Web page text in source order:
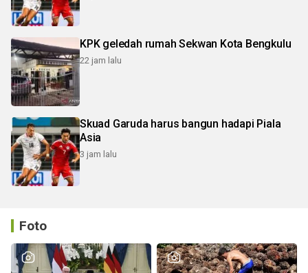
KPK geledah rumah Sekwan Kota Bengkulu
22 jam lalu
Skuad Garuda harus bangun hadapi Piala
Asia
3 jam lalu
Foto